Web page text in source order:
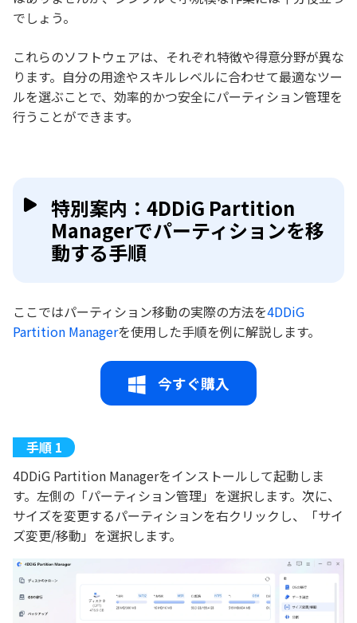
でしょう。
これらのソフトウェアは、それぞれ特徴や得意分野が異な
ります。自分の用途やスキルレベルに合わせて最適なツー
ルを選ぶことで、効率的かつ安全にパーティション管理を
行うことができます。
特別案内：4DDiG Partition
Managerでパーティションを移
動する手順
ここではパーティション移動の実際の方法を4DDiG
Partition Managerを使用した手順を例に解説します。
今すぐ購入
4DDiG Partition Managerをインストールして起動しま
す。左側の「パーティション管理」を選択します。次に、
サイズを変更するパーティションを右クリックし、「サイ
ズ変更/移動」を選択します。